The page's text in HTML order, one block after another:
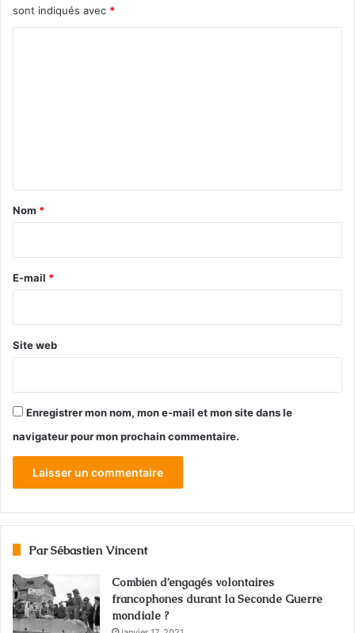
sont indiqués avec *
a
e
Nom *
E-mail *
Site web
Enregistrer mon nom, mon e-mail et mon site dans le
navigateur pour mon prochain commentaire.
Par Sébastien Vincent
Combien d’engagés volontaires
francophones durant la Seconde Guerre
mondiale ?